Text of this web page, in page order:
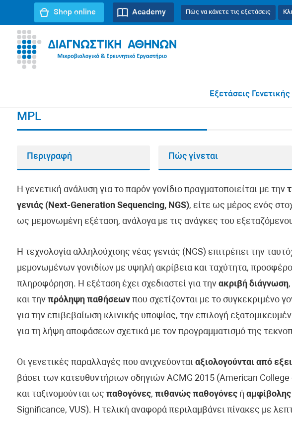
Πώς να κάνετε τις εξετάσεις
Academy
Shop online
Εξετάσεις Γενετικής
MPL
Περιγραφή Πώς γίνεται
Η γενετική ανάλυση για το παρόν γονίδιο πραγματοποιείται με την
γενιάς (Next-Generation Sequencing, NGS), είτε ως μέρος ενός
ως μεμονωμένη εξέταση, ανάλογα με τις ανάγκες του εξεταζόμενου
Η τεχνολογία αλληλούχισης νέας γενιάς (NGS) επιτρέπει την
μεμονωμένων γονιδίων με υψηλή ακρίβεια και ταχύτητα,
πληροφόρηση. Η εξέταση έχει σχεδιαστεί για την ακριβή διάγνωση
και την πρόληψη παθήσεωνπου σχετίζονται με το συγκεκριμένο
για την επιβεβαίωση κλινικής υποψίας, την επιλογή
για τη λήψη αποφάσεων σχετικά με τον προγραμματισμό της
Οι γενετικές παραλλαγές που ανιχνεύονται αξιολογούνται από
βάσει των κατευθυντήριων οδηγιών ACMG 2015 (American
και ταξινομούνται ως παθογόνες, πιθανώς παθογόνεςή
Significance, VUS). Η τελική αναφορά περιλαμβάνει πίνακες με